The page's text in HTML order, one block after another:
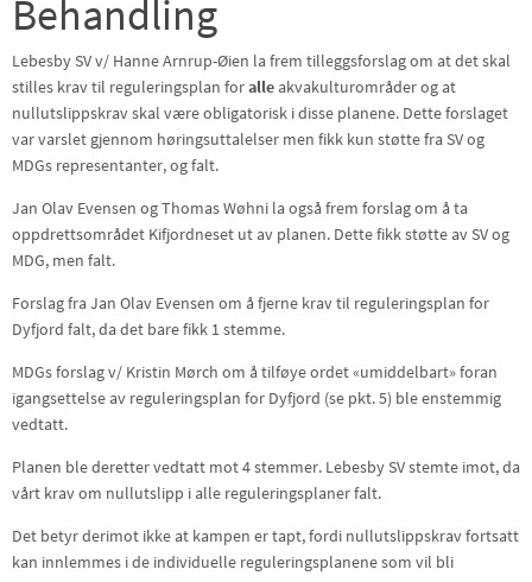
Behandling
Lebesby SV v/ Hanne Arnrup-Øien la frem tilleggsforslag om at det skal
stilles krav til reguleringsplan foralle akvakulturområder og at
nullutslippskrav skal være obligatorisk i disse planene. Dette forslaget
var varslet gjennom høringsuttalelser men fikk kun støtte fra SV og
MDGs representanter, og falt.
Jan Olav Evensen og Thomas Wøhni la også frem forslag om å ta
oppdrettsområdet Kifjordneset ut av planen. Dette fikk støtte av SV og
MDG, men falt.
Forslag fra Jan Olav Evensen om å fjerne krav til reguleringsplan for
Dyfjord falt, da det bare fikk 1 stemme.
MDGs forslag v/ Kristin Mørch om å tilføye ordet «umiddelbart» foran
igangsettelse av reguleringsplan for Dyfjord (se pkt. 5) ble enstemmig
vedtatt.
Planen ble deretter vedtatt mot 4 stemmer. Lebesby SV stemte imot, da
vårt krav om nullutslipp i alle reguleringsplaner falt.
Det betyr derimot ikke at kampen er tapt, fordi nullutslippskrav fortsatt
kan innlemmes i de individuelle reguleringsplanene som vil bli